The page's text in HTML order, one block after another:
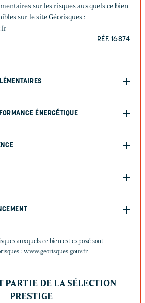
sur les risques auxquels ce bien
sur le site Géorisques :
RÉF. 16874
ÉNERGÉTIQUE
auxquels ce bien est exposé sont
: www.georisques.gouv.fr
PARTIE DE LA SÉLECTION
PRESTIGE